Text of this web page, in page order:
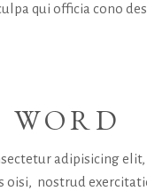
qui officia cono
WORD
adipisicing
oisi, nostrud